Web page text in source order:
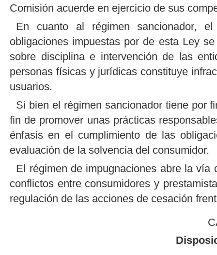
Comisión acuerde en ejercicio de sus
En cuanto al régimen sancionador,
obligaciones impuestas por de esta Ley
sobre disciplina e intervención de las
personas físicas y jurídicas constituye
usuarios.
Si bien el régimen sancionador tiene por
fin de promover unas prácticas
énfasis en el cumplimiento de las
evaluación de la solvencia del consumidor.
El régimen de impugnaciones abre la
conflictos entre consumidores y
regulación de las acciones de cesación